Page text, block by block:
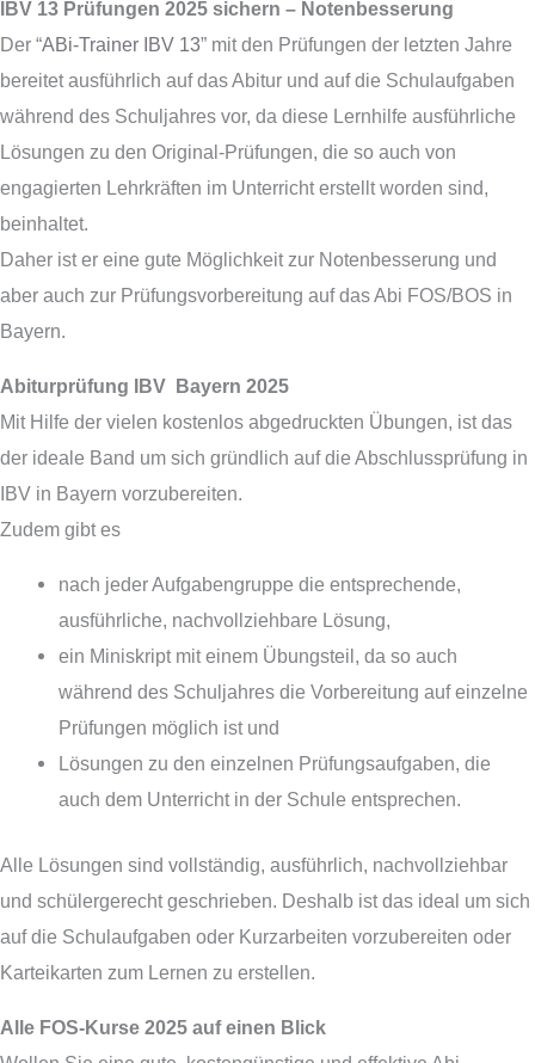
IBV 13 Prüfungen 2025 sichern – Notenbesserung
Der “ABi-Trainer IBV 13” mit den Prüfungen der letzten Jahre
bereitet ausführlich auf das Abitur und auf die Schulaufgaben
während des Schuljahres vor, da diese Lernhilfe ausführliche
Lösungen zu den Original-Prüfungen, die so auch von
engagierten Lehrkräften im Unterricht erstellt worden sind,
beinhaltet.
Daher ist er eine gute Möglichkeit zur Notenbesserung und
aber auch zur Prüfungsvorbereitung auf das Abi FOS/BOS in
Bayern.
Abiturprüfung IBV Bayern 2025
Mit Hilfe der vielen kostenlos abgedruckten Übungen, ist das
der ideale Band um sich gründlich auf die Abschlussprüfung in
IBV in Bayern vorzubereiten.
Zudem gibt es
nach jeder Aufgabengruppe die entsprechende,
ausführliche, nachvollziehbare Lösung,
ein Miniskript mit einem Übungsteil, da so auch
während des Schuljahres die Vorbereitung auf einzelne
Prüfungen möglich ist und
Lösungen zu den einzelnen Prüfungsaufgaben, die
auch dem Unterricht in der Schule entsprechen.
Alle Lösungen sind vollständig, ausführlich, nachvollziehbar
und schülergerecht geschrieben. Deshalb ist das ideal um sich
auf die Schulaufgaben oder Kurzarbeiten vorzubereiten oder
Karteikarten zum Lernen zu erstellen.
Alle FOS-Kurse 2025 auf einen Blick